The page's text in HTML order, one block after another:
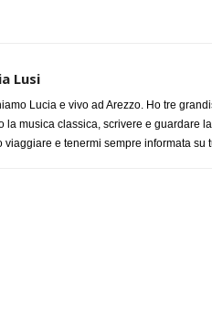
Lusi
Lucia e vivo ad Arezzo. Ho tre
la musica classica, scrivere e guardare
viaggiare e tenermi sempre informata su